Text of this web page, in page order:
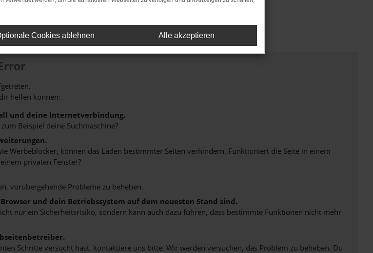
helfen können:
und deine Internetverbindung.
Beispiel deine Suchmaschine?
Werbeblocker, können das Laden bestimmter Seiten verhindern. Funktioniert die Seite in einem
privaten Fenster?
vorübergehende Probleme zu beheben.
und dein Betriebssystem auf dem neuesten Stand sind.
nur ein Sicherheitsrisiko, sondern kann auch dazu führen, dass bestimmte Funktionen nicht mehr
Schritte versucht hast, kontaktiere uns bitte. Wir werden versuchen, das Problem zu beheben. Du
Cookies ablehnen Alle akzeptieren